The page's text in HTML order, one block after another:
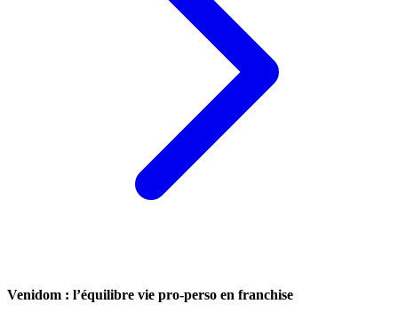
Venidom : l’équilibre vie pro-perso en franchise